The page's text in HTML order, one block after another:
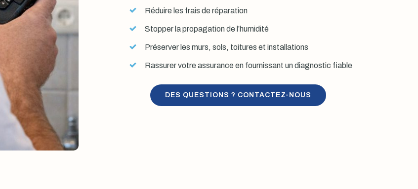
Réduire les frais de réparation
Stopper la propagation de l’humidité
Préserver les murs, sols, toitures et installations
Rassurer votre assurance en fournissant un diagnostic fiable
DES QUESTIONS ? CONTACTEZ-NOUS